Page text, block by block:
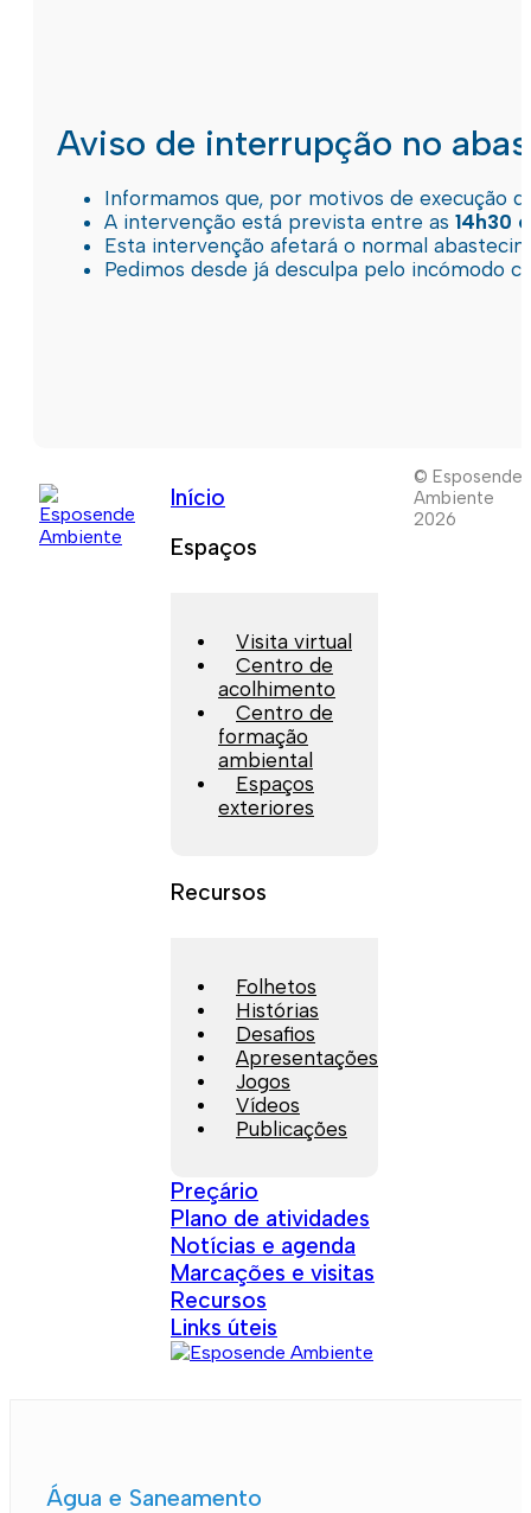
Aviso de interrupção no
Informamos que, por motivos de execução
A intervenção está prevista entre as 14h30
Esta intervenção afetará o normal
Pedimos desde já desculpa pelo incómodo
Início
Espaços
Visita virtual
Centro de
acolhimento
Centro de
formação
ambiental
Espaços
exteriores
Recursos
Folhetos
Histórias
Desafios
Apresentações
Jogos
Vídeos
Publicações
Preçário
Plano de atividades
Notícias e agenda
Marcações e visitas
Recursos
Links úteis
© Esposende
Ambiente
2026
Água e Saneamento